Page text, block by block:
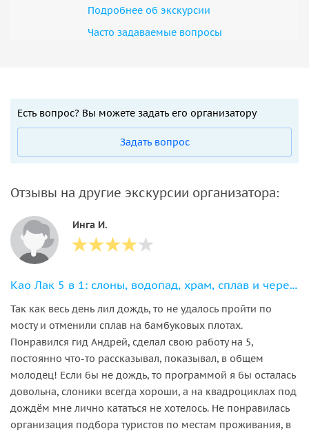
Подробнее об экскурсии
Часто задаваемые вопросы
Есть вопрос? Вы можете задать его организатору
Задать вопрос
Отзывы на другие экскурсии организатора:
Инга И.
Као Лак 5 в 1: слоны, водопад, храм, сплав и черепахи
Так как весь день лил дождь, то не удалось пройти по
мосту и отменили сплав на бамбуковых плотах.
Понравился гид Андрей, сделал свою работу на 5,
постоянно что-то рассказывал, показывал, в общем
молодец! Если бы не дождь, то программой я бы осталась
довольна, слоники всегда хороши, а на квадроциклах под
дождём мне лично кататься не хотелось. Не понравилась
организация подбора туристов по местам проживания, в